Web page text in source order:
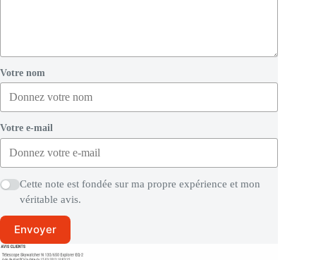
Votre nom
Votre e-mail
Cette note est fondée sur ma propre expérience et mon
véritable avis.
Envoyer